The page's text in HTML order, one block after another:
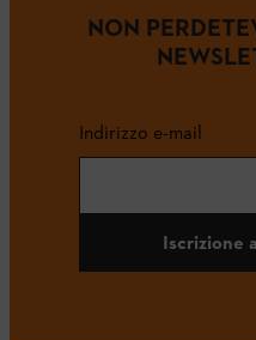
NON
Indirizzo e-mail
Iscrizione